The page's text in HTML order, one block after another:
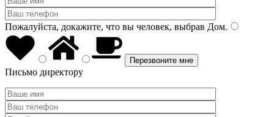
Пожалуйста, докажите, что вы человек, выбрав Дом.
Письмо директору